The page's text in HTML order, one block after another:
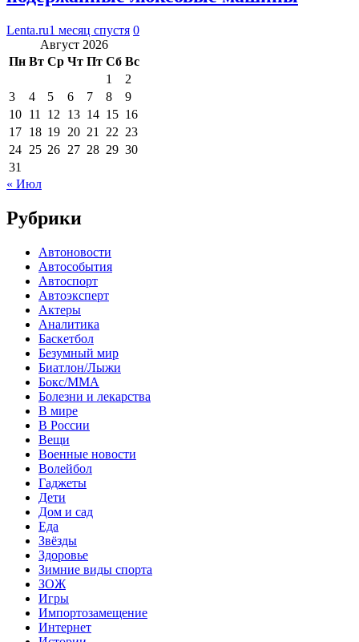
Lenta.ru1 месяц спустя 0
Август 2026
Пн Вт Ср Чт Пт Сб Вс
1
2
3
4 5 6 7 8
9
10 11 12 13 14 15 16
17 18 19 20 21 22 23
24 25 26 27 28 29 30
31
« Июл
Рубрики
Автоновости
Автособытия
Автоспорт
Автоэксперт
Актеры
Аналитика
Баскетбол
Безумный мир
Биатлон/Лыжи
Бокс/MMA
Болезни и лекарства
В мире
В России
Вещи
Военные новости
Волейбол
Гаджеты
Дети
Дом и сад
Еда
Звёзды
Здоровье
Зимние виды спорта
ЗОЖ
Игры
Импортозамещение
Интернет